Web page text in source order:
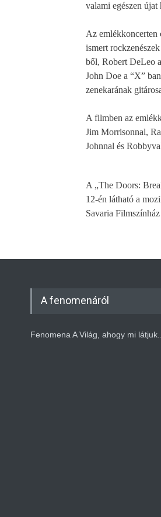
valami egészen újat
Az emlékkoncerten
ismert
ből, Robert DeLeo
John Doe a “X”
zenekarának
A filmben az
Jim Morrisonnal,
Johnnal és
A „The Doors:
12-én látható a
Savaria
A fenomenáról
Fenomena A Világ, ahogy mi látjuk...